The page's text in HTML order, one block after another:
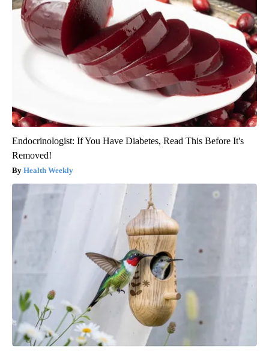
Endocrinologist: If You Have Diabetes, Read This Before It's
Removed!
Health Weekly